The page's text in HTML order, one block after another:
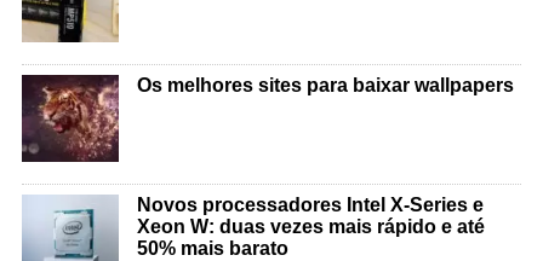
Os melhores sites para baixar wallpapers
Novos processadores Intel X-Series e
Xeon W: duas vezes mais rápido e até
50% mais barato